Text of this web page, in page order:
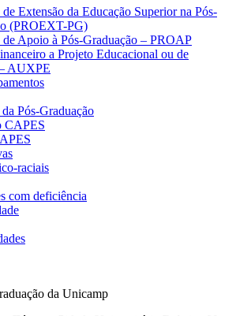
Extensão da Educação Superior na Pós-
(PROEXT-PG)
de Apoio à Pós-Graduação – PROAP
a Projeto Educacional ou de
AUXPE
Pós-Graduação
CAPES
raciais
com deficiência
da Unicamp